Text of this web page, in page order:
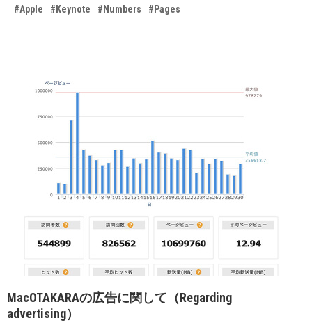
#Apple #Keynote #Numbers #Pages
MacOTAKARAの広告に関して（Regarding
advertising）